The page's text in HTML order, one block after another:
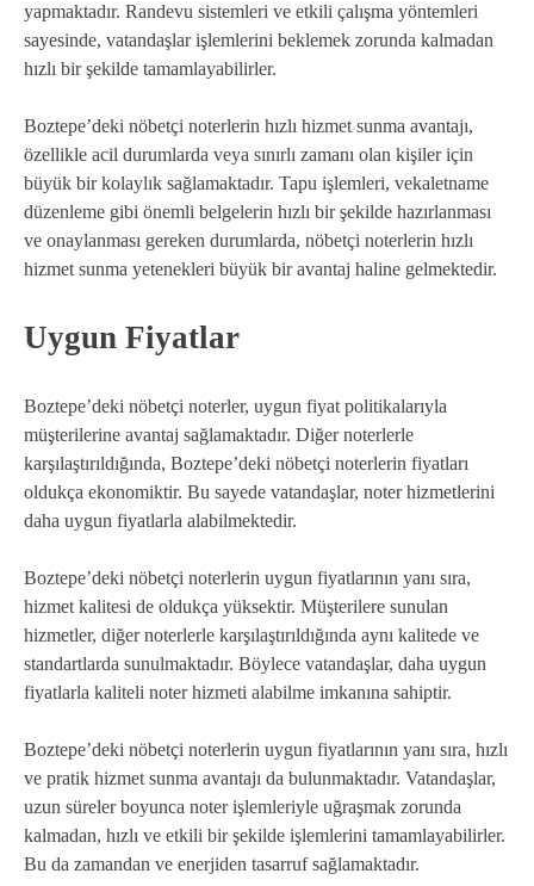
yapmaktadır. Randevu sistemleri ve etkili çalışma yöntemleri
sayesinde, vatandaşlar işlemlerini beklemek zorunda kalmadan
hızlı bir şekilde tamamlayabilirler.
Boztepe’deki nöbetçi noterlerin hızlı hizmet sunma avantajı,
özellikle acil durumlarda veya sınırlı zamanı olan kişiler için
büyük bir kolaylık sağlamaktadır. Tapu işlemleri, vekaletname
düzenleme gibi önemli belgelerin hızlı bir şekilde hazırlanması
ve onaylanması gereken durumlarda, nöbetçi noterlerin hızlı
hizmet sunma yetenekleri büyük bir avantaj haline gelmektedir.
Uygun Fiyatlar
Boztepe’deki nöbetçi noterler, uygun fiyat politikalarıyla
müşterilerine avantaj sağlamaktadır. Diğer noterlerle
karşılaştırıldığında, Boztepe’deki nöbetçi noterlerin fiyatları
oldukça ekonomiktir. Bu sayede vatandaşlar, noter hizmetlerini
daha uygun fiyatlarla alabilmektedir.
Boztepe’deki nöbetçi noterlerin uygun fiyatlarının yanı sıra,
hizmet kalitesi de oldukça yüksektir. Müşterilere sunulan
hizmetler, diğer noterlerle karşılaştırıldığında aynı kalitede ve
standartlarda sunulmaktadır. Böylece vatandaşlar, daha uygun
fiyatlarla kaliteli noter hizmeti alabilme imkanına sahiptir.
Boztepe’deki nöbetçi noterlerin uygun fiyatlarının yanı sıra, hızlı
ve pratik hizmet sunma avantajı da bulunmaktadır. Vatandaşlar,
uzun süreler boyunca noter işlemleriyle uğraşmak zorunda
kalmadan, hızlı ve etkili bir şekilde işlemlerini tamamlayabilirler.
Bu da zamandan ve enerjiden tasarruf sağlamaktadır.